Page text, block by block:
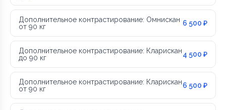
Дополнительное контрастирование: Омнискан
от 90 кг
6 500 ₽
Дополнительное контрастирование: Кларискан
до 90 кг
4 500 ₽
Дополнительное контрастирование: Кларискан
от 90 кг
6 500 ₽